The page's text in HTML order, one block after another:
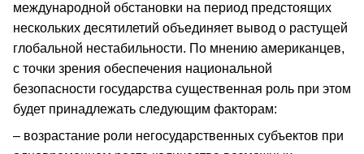
международной обстановки на период предстоящих
нескольких десятилетий объединяет вывод о растущей
глобальной нестабильности. По мнению американцев,
с точки зрения обеспечения национальной
безопасности государства существенная роль при этом
будет принадлежать следующим факторам:
– возрастание роли негосударственных субъектов при